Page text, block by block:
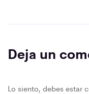
Deja un
Lo siento, debes estar